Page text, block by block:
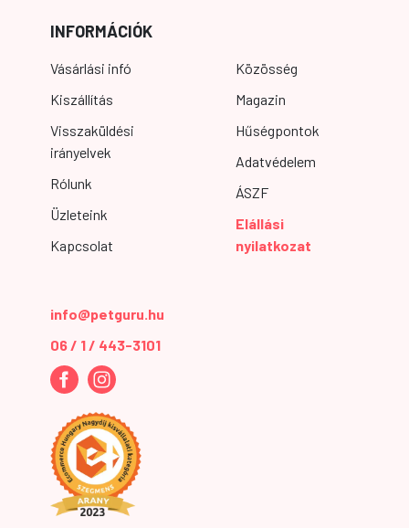
INFORMÁCIÓK
Vásárlási infó
Kiszállítás
Visszaküldési
irányelvek
Rólunk
Üzleteink
Kapcsolat
Közösség
Magazin
Hűségpontok
Adatvédelem
ÁSZF
Elállási
nyilatkozat
info@petguru.hu
06 / 1 / 443-3101